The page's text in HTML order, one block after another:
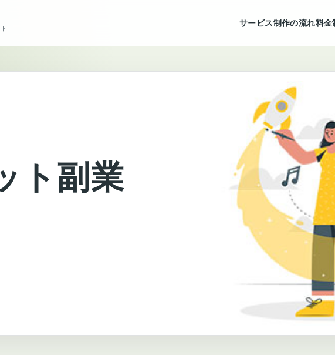
サービス制作の流れ料金
ト副業